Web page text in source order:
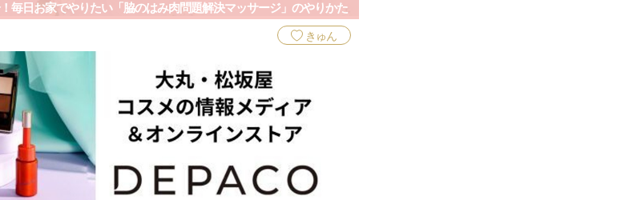
毎日お家でやりたい「脇のはみ肉問題解決マッサージ」のやりかた
きゅん